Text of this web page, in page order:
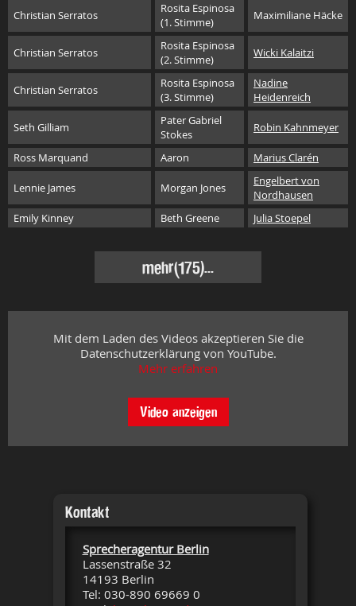
Christian Serratos
Rosita Espinosa
(1. Stimme)
Maximiliane Häcke
Christian Serratos
Rosita Espinosa
(2. Stimme)
Wicki Kalaitzi
Christian Serratos
Rosita Espinosa
(3. Stimme)
Nadine
Heidenreich
Seth Gilliam
Pater Gabriel
Stokes
Robin Kahnmeyer
Ross Marquand Aaron Marius Clarén
Lennie James Morgan Jones
Engelbert von
Nordhausen
Emily Kinney
Beth Greene Julia Stoepel
mehr(175)...
Mit dem Laden des Videos akzeptieren Sie die
Datenschutzerklärung von YouTube.
Mehr erfahren
Video anzeigen
Kontakt
Sprecheragentur Berlin
Lassenstraße 32
14193 Berlin
Tel: 030-890 69669 0